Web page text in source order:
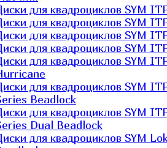
для квадроциклов SYM
для квадроциклов SYM
для квадроциклов SYM
для квадроциклов SYM
для квадроциклов SYM
для квадроциклов SYM
Beadlock
для квадроциклов SYM
Dual Beadlock
для квадроциклов SYM